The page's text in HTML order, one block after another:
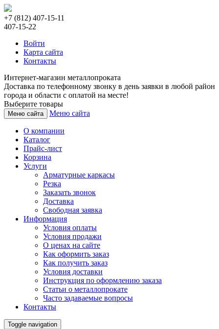
+7 (812) 407-15-11
407-15-22
Войти
Карта сайта
Контакты
Интернет-магазин металлопроката
Доставка по телефонному звонку в день заявки в любой район
города и области с оплатой на месте!
Выберите товары
Меню сайта Меню сайта
О компании
Каталог
Прайс-лист
Корзина
Услуги
Арматурные каркасы
Резка
Заказать звонок
Доставка
Свободная заявка
Информация
Условия оплаты
Условия продажи
О ценах на сайте
Как оформить заказ
Как получить заказ
Условия доставки
Инструкция по оформлению заказа
Статьи о металлопрокате
Часто задаваемые вопросы
Контакты
Toggle navigation